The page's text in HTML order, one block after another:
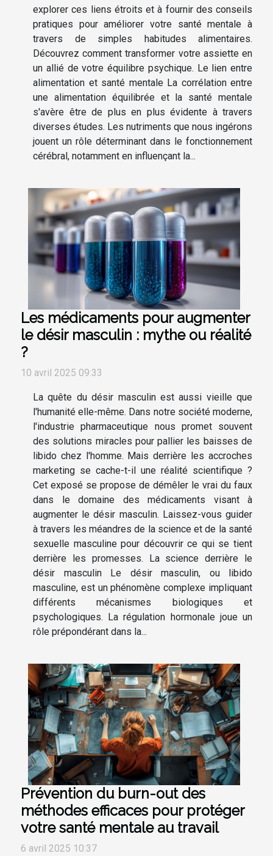
explorer ces liens étroits et à fournir des conseils
pratiques pour améliorer votre santé mentale à
travers de simples habitudes alimentaires.
Découvrez comment transformer votre assiette en
un allié de votre équilibre psychique. Le lien entre
alimentation et santé mentale La corrélation entre
une alimentation équilibrée et la santé mentale
s'avère être de plus en plus évidente à travers
diverses études. Les nutriments que nous ingérons
jouent un rôle déterminant dans le fonctionnement
cérébral, notamment en influençant la...
Les médicaments pour augmenter
le désir masculin : mythe ou réalité
?
10 avril 2025 09:33
La quête du désir masculin est aussi vieille que
l'humanité elle-même. Dans notre société moderne,
l'industrie pharmaceutique nous promet souvent
des solutions miracles pour pallier les baisses de
libido chez l'homme. Mais derrière les accroches
marketing se cache-t-il une réalité scientifique ?
Cet exposé se propose de démêler le vrai du faux
dans le domaine des médicaments visant à
augmenter le désir masculin. Laissez-vous guider
à travers les méandres de la science et de la santé
sexuelle masculine pour découvrir ce qui se tient
derrière les promesses. La science derrière le
désir masculin Le désir masculin, ou libido
masculine, est un phénomène complexe impliquant
différents mécanismes biologiques et
psychologiques. La régulation hormonale joue un
rôle prépondérant dans la...
Prévention du burn-out des
méthodes efficaces pour protéger
votre santé mentale au travail
6 avril 2025 10:37